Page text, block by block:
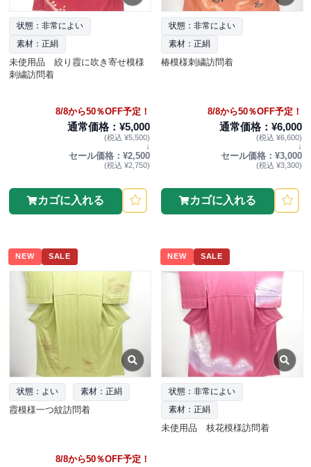
状態：非常によい
素材：正絹
未使用品 絞り霞に吹き寄せ模様
刺繍訪問着
8/8から50％OFF予定！
通常価格：¥5,000
(税込 ¥5,500)
↓
セール価格：¥2,500
(税込 ¥2,750)
カゴに入れる
状態：非常によい
素材：正絹
椿模様刺繍訪問着
8/8から50％OFF予定！
通常価格：¥6,000
(税込 ¥6,600)
↓
セール価格：¥3,000
(税込 ¥3,300)
カゴに入れる
NEW SALE
状態：よい 素材：正絹
霞模様一つ紋訪問着
8/8から50％OFF予定！
NEW SALE
状態：非常によい
素材：正絹
未使用品 枝花模様訪問着